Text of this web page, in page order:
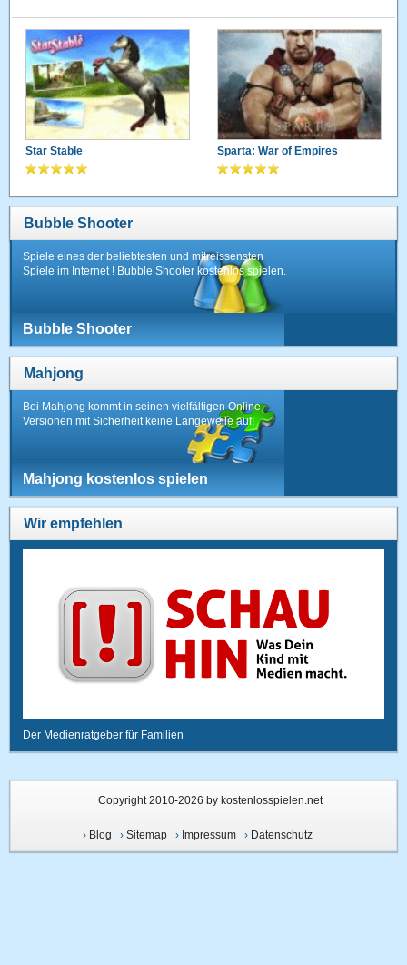
Star Stable Sparta: War of Empires
Bubble Shooter
Spiele eines der beliebtesten und mitreissensten
Spiele im Internet ! Bubble Shooter kostenlos spielen.
Bubble Shooter
Mahjong
Bei Mahjong kommt in seinen vielfältigen Online-
Versionen mit Sicherheit keine Langeweile auf!
Mahjong kostenlos spielen
Wir empfehlen
Der Medienratgeber für Familien
Copyright 2010-2026 by kostenlosspielen.net
› Blog › Sitemap› Impressum› Datenschutz